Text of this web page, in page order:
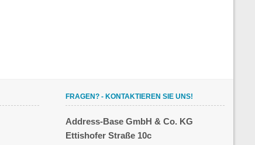
FRAGEN? - KONTAKTIEREN SIE UNS!
Address-Base GmbH & Co. KG
Ettishofer Straße 10c